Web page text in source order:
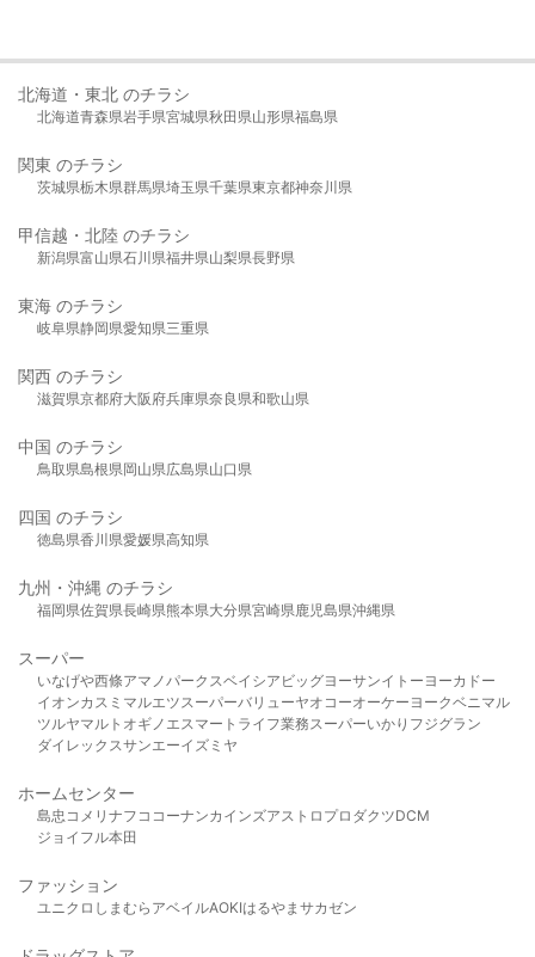
北海道・東北 のチラシ
北海道青森県岩手県宮城県秋田県山形県福島県
関東 のチラシ
茨城県栃木県群馬県埼玉県千葉県東京都神奈川県
甲信越・北陸 のチラシ
新潟県富山県石川県福井県山梨県長野県
東海 のチラシ
岐阜県静岡県愛知県三重県
関西 のチラシ
滋賀県京都府大阪府兵庫県奈良県和歌山県
中国 のチラシ
鳥取県島根県岡山県広島県山口県
四国 のチラシ
徳島県香川県愛媛県高知県
九州・沖縄 のチラシ
福岡県佐賀県長崎県熊本県大分県宮崎県鹿児島県沖縄県
スーパー
いなげや西條アマノパークスベイシア ビッグヨーサンイトーヨーカドー
イオンカスミ マルエツスーパーバリューヤオコーオーケー ヨークベニマル
ツルヤマルト オギノ エスマート ライフ業務スーパーいかり フジグラン
ダイレックスサンエーイズミヤ
ホームセンター
島忠 コメリ ナフコ コーナンカインズアストロプロダクツDCM
ジョイフル本田
ファッション
ユニクロ しまむら アベイルAOKIはるやま サカゼン